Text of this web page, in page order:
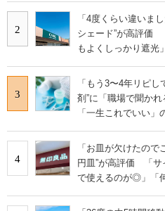
2
「4度くらい違いま
シェード”が高評価
もよくしっかり遮光
3
「もう3〜4年リピ
剤”に「職場で聞か
「一生これでいい」
4
「お皿が欠けたの
円皿”が高評価 「サ
で使えるのが◎」「